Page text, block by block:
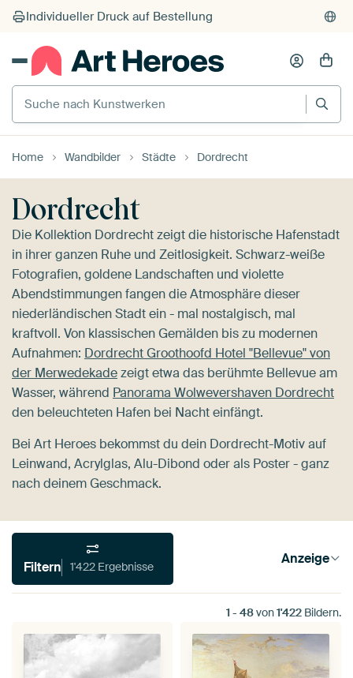
Suche nach Kunstwerken
Home Wandbilder Städte Dordrecht
Dordrecht
Die Kollektion Dordrecht zeigt die historische Hafenstadt
in ihrer ganzen Ruhe und Zeitlosigkeit. Schwarz-weiße
Fotografien, goldene Landschaften und violette
Abendstimmungen fangen die Atmosphäre dieser
niederländischen Stadt ein - mal nostalgisch, mal
kraftvoll. Von klassischen Gemälden bis zu modernen
Aufnahmen: Dordrecht Groothoofd Hotel "Bellevue" von
der Merwedekadezeigt etwa das berühmte Bellevue am
Wasser, während Panorama Wolwevershaven Dordrecht
den beleuchteten Hafen bei Nacht einfängt.
Bei Art Heroes bekommst du dein Dordrecht-Motiv auf
Leinwand, Acrylglas, Alu-Dibond oder als Poster - ganz
nach deinem Geschmack.
Filtern 1'422 Ergebnisse Anzeige
1 - 48von1'422 Bildern.